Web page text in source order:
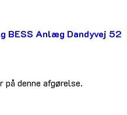
BESS Anlæg Dandyvej 52
på denne afgørelse.